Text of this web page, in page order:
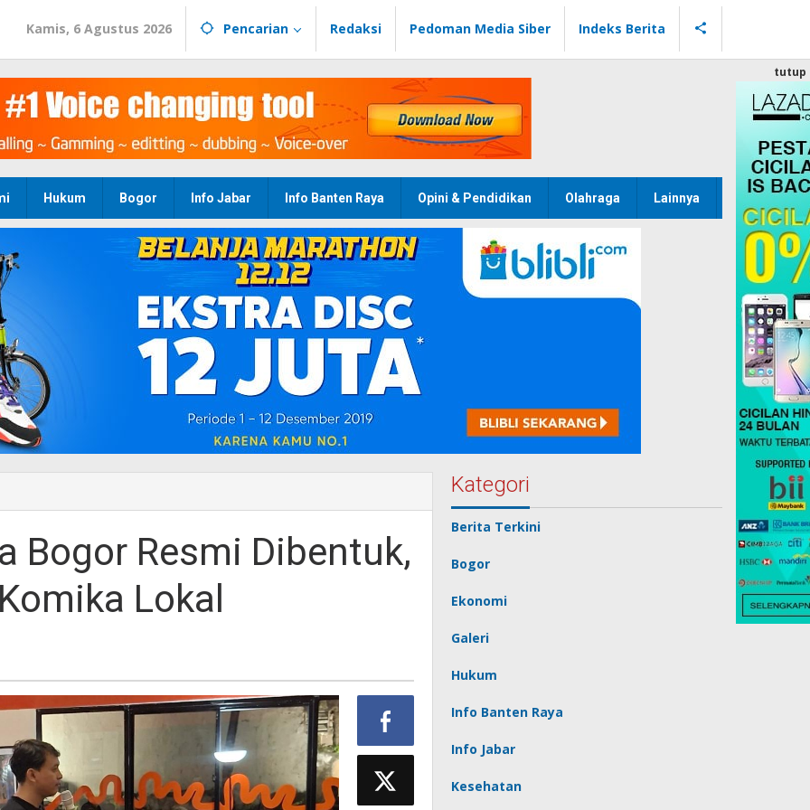
Kamis, 6 Agustus 2026 Pencarian Redaksi Pedoman Media Siber Indeks Berita
Hukum Bogor Info Jabar Info Banten Raya Opini & Pendidikan Olahraga Lainnya
tutup
Bogor Resmi Dibentuk,
Lokal
Kategori
Berita Terkini
Bogor
Ekonomi
Galeri
Hukum
Info Banten Raya
Info Jabar
Kesehatan